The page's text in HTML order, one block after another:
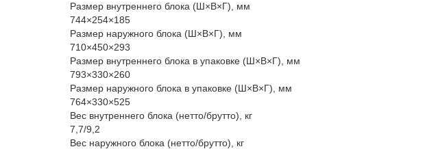
Размер внутреннего блока (Ш×В×Г), мм
744×254×185
Размер наружного блока (Ш×В×Г), мм
710×450×293
Размер внутреннего блока в упаковке (Ш×В×Г), мм
793×330×260
Размер наружного блока в упаковке (Ш×В×Г), мм
764×330×525
Вес внутреннего блока (нетто/брутто), кг
7,7/9,2
Вес наружного блока (нетто/брутто), кг